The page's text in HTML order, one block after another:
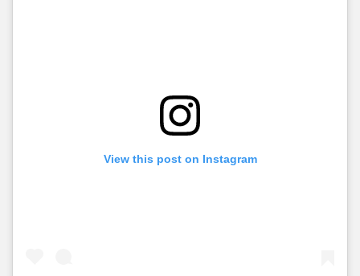
View this post on Instagram